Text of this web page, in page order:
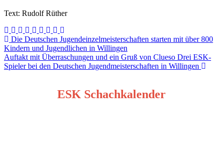
Text: Rudolf Rüther
Beitragsnavigation
Die Deutschen Jugendeinzelmeisterschaften starten mit über 800
Kindern und Jugendlichen in Willingen
Auftakt mit Überraschungen und ein Gruß von Clueso Drei ESK-
Spieler bei den Deutschen Jugendmeisterschaften in Willingen
ESK Schachkalender